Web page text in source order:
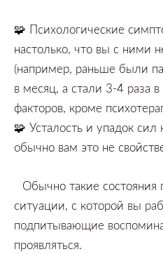
🧩 Психологические
настолько, что вы с ними
(например, раньше были
в месяц, а стали 3-4 раза
факторов, кроме
🧩 Усталость и упадок
обычно вам это не
⠀Обычно такие состояния
ситуации, с которой вы
подпитывающие
проявляться. ⠀